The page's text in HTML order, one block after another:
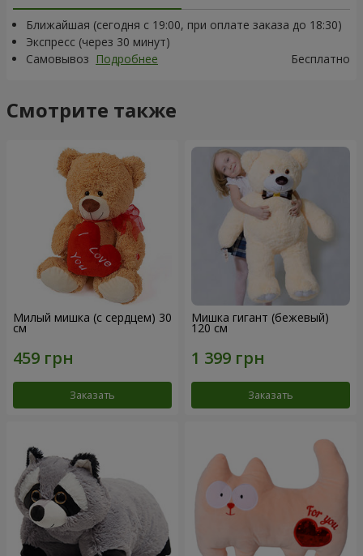
Ближайшая (сегодня с 19:00, при оплате заказа до 18:30)
Экспресс (через 30 минут)
Самовывоз Подробнее Бесплатно
Смотрите также
Милый мишка (с сердцем) 30
см
Заказать
Мишка гигант (бежевый)
120 см
Заказать